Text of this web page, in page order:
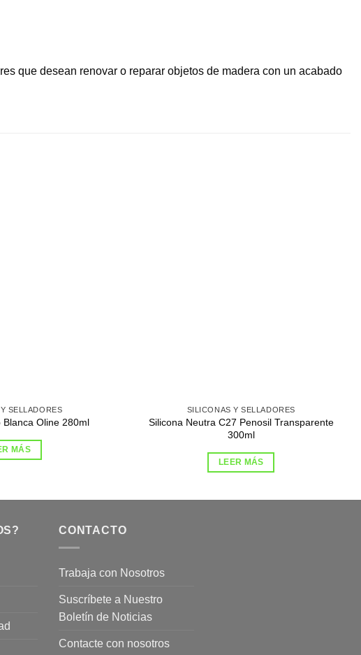
que desean renovar o reparar objetos de madera con un acabado
SELLADORES
Blanca Oline 280ml
MÁS
SILICONAS Y SELLADORES
Silicona Neutra C27 Penosil Transparente
300ml
LEER MÁS
CONTACTO
Trabaja con Nosotros
Suscríbete a Nuestro
Boletín de Noticias
Contacte con nosotros